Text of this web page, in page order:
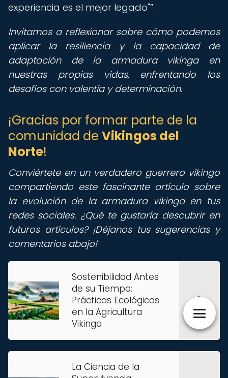
experiencia es el mejor legado" .
Invitamos a reflexionar sobre cómo podemos
aplicar la resiliencia y la capacidad de
adaptación de la armadura vikinga en
nuestras propias vidas, enfrentando los
desafíos con valentía y determinación.
¡Gracias por formar parte de la
comunidad de Vikingos del
Norte!
Conviértete en un verdadero guerrero vikingo
compartiendo este fascinante artículo sobre
la evolución de la armadura vikinga en tus
redes sociales. ¿Qué te gustaría descubrir en
futuros artículos? ¡Déjanos tus sugerencias y
comentarios abajo!
Sostenibilidad Antes
de su Tiempo:
Prácticas Ecológicas
en la Agricultura
Vikinga
La Ciencia de la